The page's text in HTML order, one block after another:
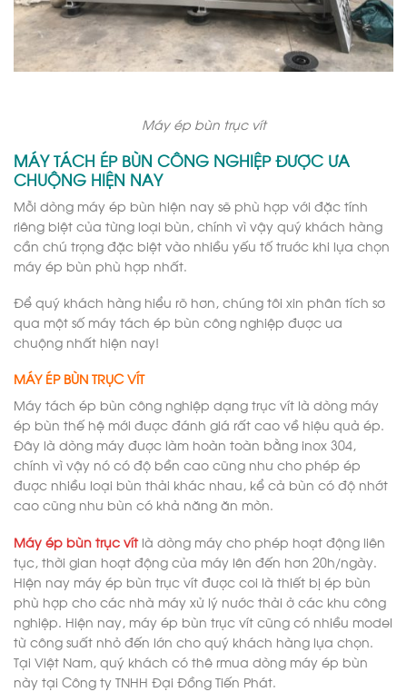
Máy ép bùn trục vít
MÁY TÁCH ÉP BÙN CÔNG NGHIỆP ĐƯỢC ƯA
CHUỘNG HIỆN NAY
Mỗi dòng máy ép bùn hiện nay sẽ phù hợp với đặc tính
riêng biệt của từng loại bùn, chính vì vậy quý khách hàng
cần chú trọng đặc biệt vào nhiều yếu tố trước khi lựa chọn
máy ép bùn phù hợp nhất.
Để quý khách hàng hiểu rõ hơn, chúng tôi xin phân tích sơ
qua một số máy tách ép bùn công nghiệp được ưa
chuộng nhất hiện nay!
MÁY ÉP BÙN TRỤC VÍT
Máy tách ép bùn công nghiệp dạng trục vít là dòng máy
ép bùn thế hệ mới được đánh giá rất cao về hiệu quả ép.
Đây là dòng máy được làm hoàn toàn bằng inox 304,
chính vì vậy nó có độ bền cao cũng như cho phép ép
được nhiều loại bùn thải khác nhau, kể cả bùn có độ nhớt
cao cũng như bùn có khả năng ăn mòn.
Máy ép bùn trục vítlà dòng máy cho phép hoạt động liên
tục, thời gian hoạt động của máy lên đến hơn 20h/ngày.
Hiện nay máy ép bùn trục vít được coi là thiết bị ép bùn
phù hợp cho các nhà máy xử lý nước thải ở các khu công
nghiệp. Hiện nay, máy ép bùn trục vít cũng có nhiều model
từ công suất nhỏ đến lớn cho quý khách hàng lựa chọn.
Tại Việt Nam, quý khách có thê rmua dòng máy ép bùn
này tại Công ty TNHH Đại Đồng Tiến Phát.